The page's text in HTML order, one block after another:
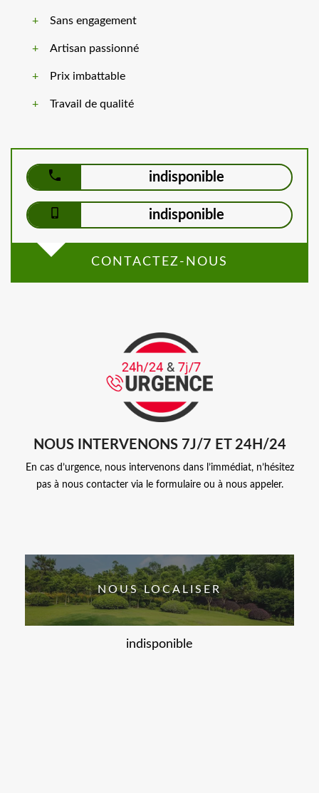
Sans engagement
Artisan passionné
Prix imbattable
Travail de qualité
indisponible
indisponible
CONTACTEZ-NOUS
NOUS INTERVENONS 7J/7 ET 24H/24
En cas d’urgence, nous intervenons dans l’immédiat, n’hésitez
pas à nous contacter via le formulaire ou à nous appeler.
NOUS LOCALISER
indisponible